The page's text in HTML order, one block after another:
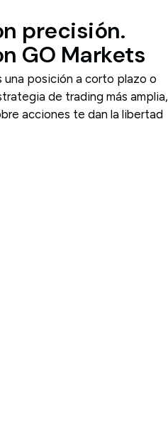
precisión.
GO Markets
una posición a corto plazo o
de trading más amplia,
acciones te dan la libertad